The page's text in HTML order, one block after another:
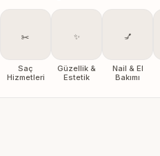
✂️
Saç
Hizmetleri
✨
Güzellik &
Estetik
💅
Nail & El
Bakımı